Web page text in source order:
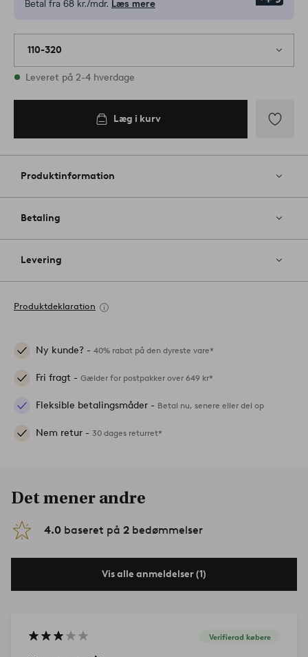
Betal fra 68 kr./mdr. Læs mere
110-320
På lager
Leveret på 2-4 hverdage
Læg i kurv
til
Produktinformation
Betaling
Levering
Produktdeklaration
Ny kunde? - 40% rabat på den dyreste vare*
Fri fragt - Gælder for postpakker over 649 kr*
Fleksible betalingsmåder - Betal nu, senere eller del op
Nem retur - 30 dages returret*
Det mener andre
4.0 baseret på 2 bedømmelser
Vis alle anmeldelser (1)
Verifierad købere